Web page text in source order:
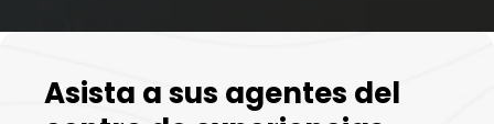
Asista a sus agentes del